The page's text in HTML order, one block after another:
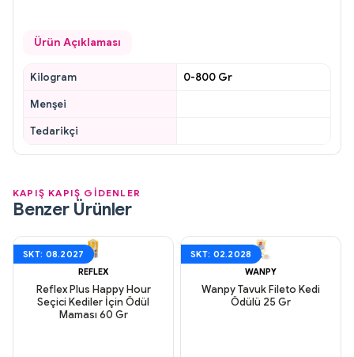
Ürün Açıklaması
Kilogram
0-800 Gr
Menşei
Tedarikçi
KAPIŞ KAPIŞ GİDENLER
Benzer Ürünler
SKT: 08.2027
REFLEX
Reflex Plus Happy Hour
Seçici Kediler İçin Ödül
Maması 60 Gr
SKT: 02.2028
WANPY
Wanpy Tavuk Fileto Kedi
Ödülü 25 Gr